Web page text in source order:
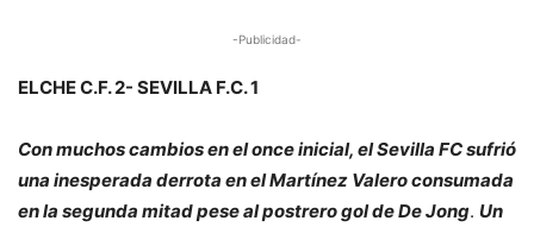
-Publicidad-
ELCHE C.F. 2- SEVILLA F.C. 1
Con muchos cambios en el once inicial, el Sevilla FC sufrió
una inesperada derrota en el Martínez Valero consumada
en la segunda mitad pese al postrero gol de De Jong. Un